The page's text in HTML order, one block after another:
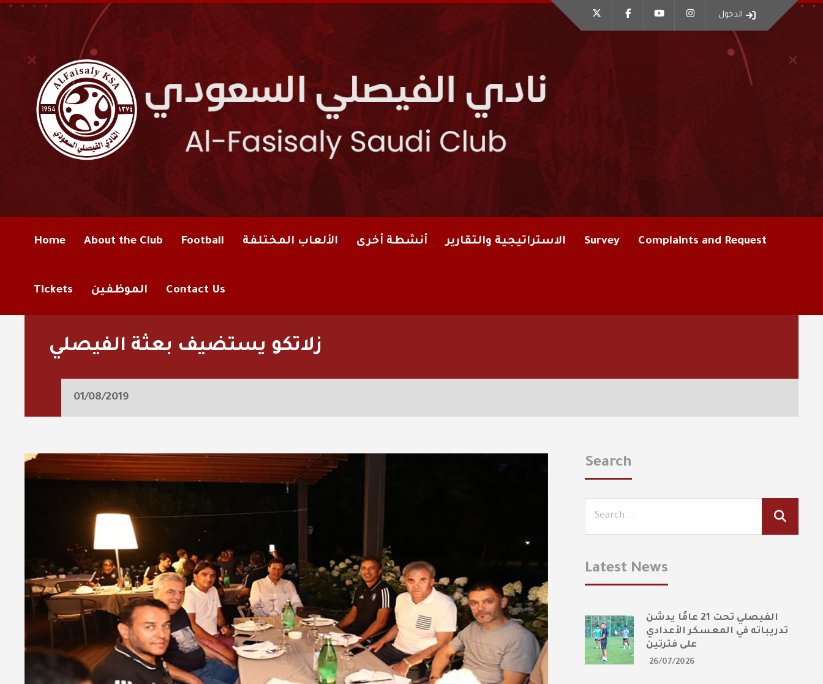
الدخول
Home About the Club Football الألعاب المختلفة أنشطة أخرى الاستراتيجية والتقارير Survey Complaints and Request
Tickets الموظفين Contact Us
زلاتكو يستضيف بعثة الفيصلي
01/08/2019
Search
Latest News
الفيصلي تحت 21 عامًا يدشن
تدريباته في المعسكر الأعدادي
على فترتين
26/07/2026